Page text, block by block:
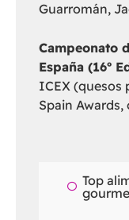
Guarromán,
Campeonato
España (16º
ICEX (quesos
Spain
Top